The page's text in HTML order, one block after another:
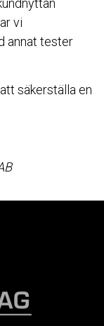
vi
annat tester
säkerställa en